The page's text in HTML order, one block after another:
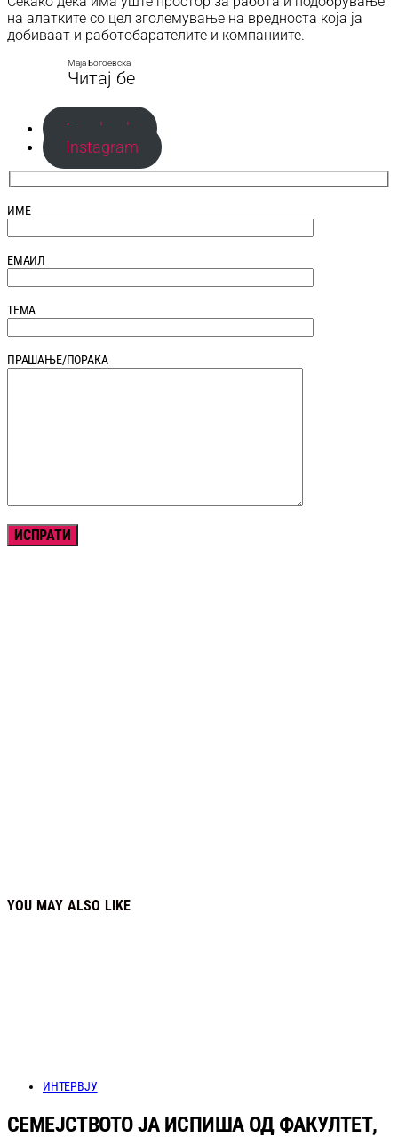
на алатките со цел зголемување на вредноста која ја
добиваат и работобарателите и компаниите.
Маја Богоевска
Читај бе
Facebook
Instagram
ИМЕ
ЕМАИЛ
ТЕМА
ПРАШАЊЕ/ПОРАКА
YOU MAY ALSO LIKE
ИНТЕРВЈУ
СЕМЕЈСТВОТО ЈА ИСПИША ОД ФАКУЛТЕТ,